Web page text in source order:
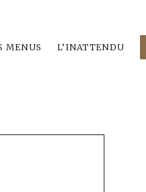
MENUS L’INATTENDU